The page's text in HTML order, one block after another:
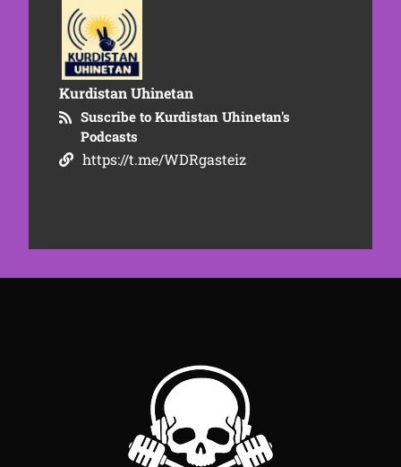
Kurdistan Uhinetan
Suscribe to Kurdistan Uhinetan's
Podcasts
https://t.me/WDRgasteiz